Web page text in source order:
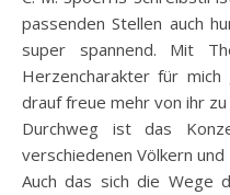
passenden Stellen auch
super spannend. Mit
Herzencharakter für mich
drauf freue mehr von ihr zu
Durchweg ist das
verschiedenen Völkern
Auch das sich die Wege